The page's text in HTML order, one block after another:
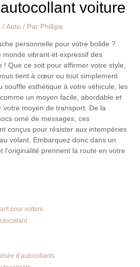
voiture
/Auto / Par Phillipe
personnelle pour votre bolide ?
monde vibrant et expressif des
! Que ce soit pour affirmer votre style,
tient à cœur ou tout simplement
souffle esthétique à votre véhicule, les
un moyen facile, abordable et
votre moyen de transport. De la
orné de messages, ces
conçus pour résister aux intempéries
volant. Embarquez donc dans un
l’originalité prennent la route en votre
pour voiture
d’autocollants